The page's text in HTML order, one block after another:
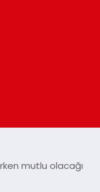
mutlu olacağı